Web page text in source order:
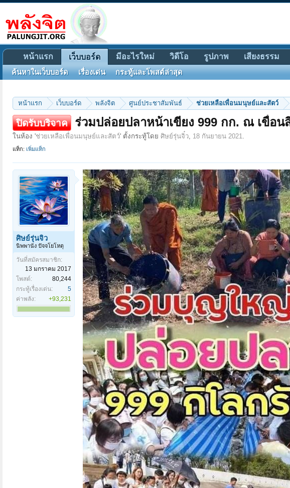
หน้าแรก เว็บบอร์ด พลังจิต ศูนย์ประชาสัมพันธ์ ช่วยเหลือเพื่อนมนุษย์และสัตว์
ปิดรับบริจาค ร่วมปล่อยปลาหน้าเขียง 999 กก. ณ เขื่อ
ในห้อง 'ช่วยเหลือเพื่อนมนุษย์และสัตว์' ตั้งกระทู้โดย ศิษย์รุ่นจิ๋ว, 18 กันยายน 2021.
แท็ก: เพิ่มแท็ก
ศิษย์รุ่นจิ๋ว
นิพพานัง ปัจจโยโหตุ
วันที่สมัครสมาชิก:
13 มกราคม 2017
โพสต์:
80,244
กระทู้เรื่องเด่น:
5
ค่าพลัง:
+93,231
หน้าแรก เว็บบอร์ด
ค้นหาในเว็บบอร์ด เรื่องเด่น กระทู้และโพสต์ล่าสุด
มีอะไรใหม่ วิดีโอ รูปภาพ เสียงธรรม